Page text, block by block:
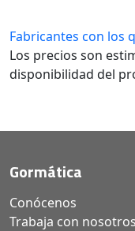
Fabricantes con los
Los precios son
disponibilidad del
Gormática
Conócenos
Trabaja con nosotros